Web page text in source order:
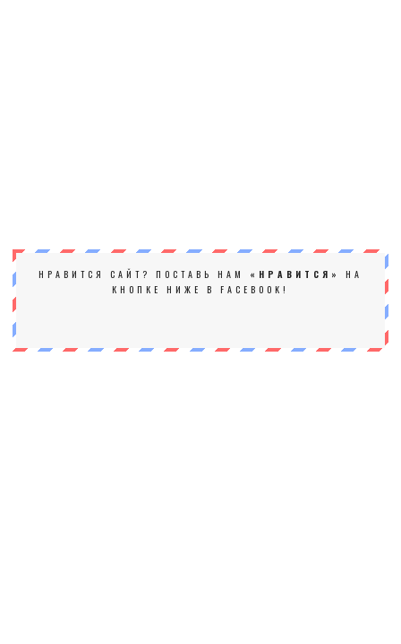
НРАВИТСЯ САЙТ? ПОСТАВЬ НАМ «НРАВИТСЯ»
НА
КНОПКЕ НИЖЕ В FACEBOOK!